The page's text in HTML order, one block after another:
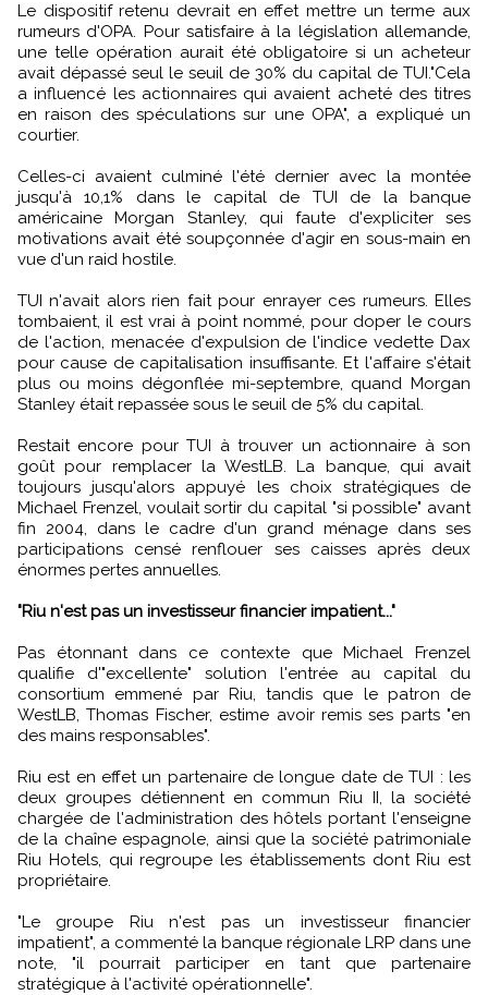
Le dispositif retenu devrait en effet mettre un terme aux
rumeurs d'OPA. Pour satisfaire à la législation allemande,
une telle opération aurait été obligatoire si un acheteur
avait dépassé seul le seuil de 30% du capital de TUI."Cela
a influencé les actionnaires qui avaient acheté des titres
en raison des spéculations sur une OPA", a expliqué un
courtier.
Celles-ci avaient culminé l'été dernier avec la montée
jusqu'à 10,1% dans le capital de TUI de la banque
américaine Morgan Stanley, qui faute d'expliciter ses
motivations avait été soupçonnée d'agir en sous-main en
vue d'un raid hostile.
TUI n'avait alors rien fait pour enrayer ces rumeurs. Elles
tombaient, il est vrai à point nommé, pour doper le cours
de l'action, menacée d'expulsion de l'indice vedette Dax
pour cause de capitalisation insuffisante. Et l'affaire s'était
plus ou moins dégonflée mi-septembre, quand Morgan
Stanley était repassée sous le seuil de 5% du capital.
Restait encore pour TUI à trouver un actionnaire à son
goût pour remplacer la WestLB. La banque, qui avait
toujours jusqu'alors appuyé les choix stratégiques de
Michael Frenzel, voulait sortir du capital "si possible" avant
fin 2004, dans le cadre d'un grand ménage dans ses
participations censé renflouer ses caisses après deux
énormes pertes annuelles.
"Riu n'est pas un investisseur financier impatient..."
Pas étonnant dans ce contexte que Michael Frenzel
qualifie d'"excellente" solution l'entrée au capital du
consortium emmené par Riu, tandis que le patron de
WestLB, Thomas Fischer, estime avoir remis ses parts "en
des mains responsables".
Riu est en effet un partenaire de longue date de TUI : les
deux groupes détiennent en commun Riu II, la société
chargée de l'administration des hôtels portant l'enseigne
de la chaîne espagnole, ainsi que la société patrimoniale
Riu Hotels, qui regroupe les établissements dont Riu est
propriétaire.
"Le groupe Riu n'est pas un investisseur financier
impatient", a commenté la banque régionale LRP dans une
note, "il pourrait participer en tant que partenaire
stratégique à l'activité opérationnelle".